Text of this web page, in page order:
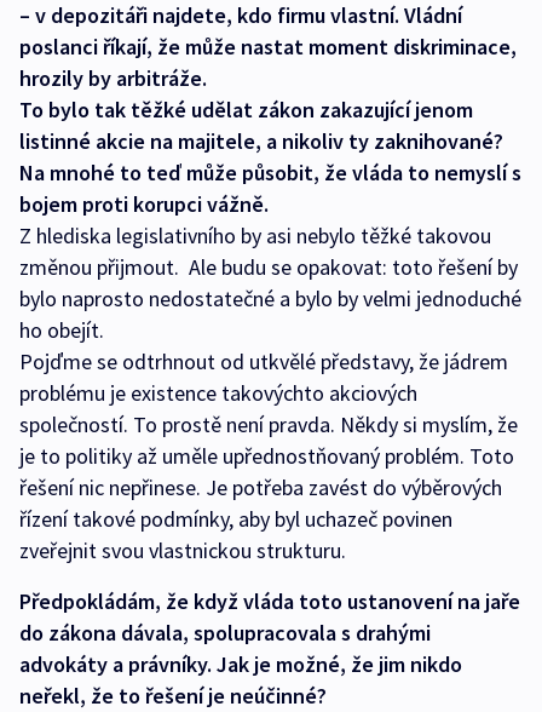
– v depozitáři najdete, kdo firmu vlastní. Vládní
poslanci říkají, že může nastat moment diskriminace,
hrozily by arbitráže.
To bylo tak těžké udělat zákon zakazující jenom
listinné akcie na majitele, a nikoliv ty zaknihované?
Na mnohé to teď může působit, že vláda to nemyslí s
bojem proti korupci vážně.
Z hlediska legislativního by asi nebylo těžké takovou
změnou přijmout. Ale budu se opakovat: toto řešení by
bylo naprosto nedostatečné a bylo by velmi jednoduché
ho obejít.
Pojďme se odtrhnout od utkvělé představy, že jádrem
problému je existence takovýchto akciových
společností. To prostě není pravda. Někdy si myslím, že
je to politiky až uměle upřednostňovaný problém. Toto
řešení nic nepřinese. Je potřeba zavést do výběrových
řízení takové podmínky, aby byl uchazeč povinen
zveřejnit svou vlastnickou strukturu.
Předpokládám, že když vláda toto ustanovení na jaře
do zákona dávala, spolupracovala s drahými
advokáty a právníky. Jak je možné, že jim nikdo
neřekl, že to řešení je neúčinné?